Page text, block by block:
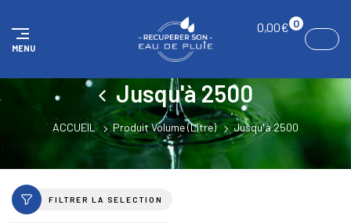
MENU
0,00€ 0
Jusqu'à 2500
ACCUEIL Produit Volume (Litre) Jusqu'à 2500
FILTRER LA SELECTION